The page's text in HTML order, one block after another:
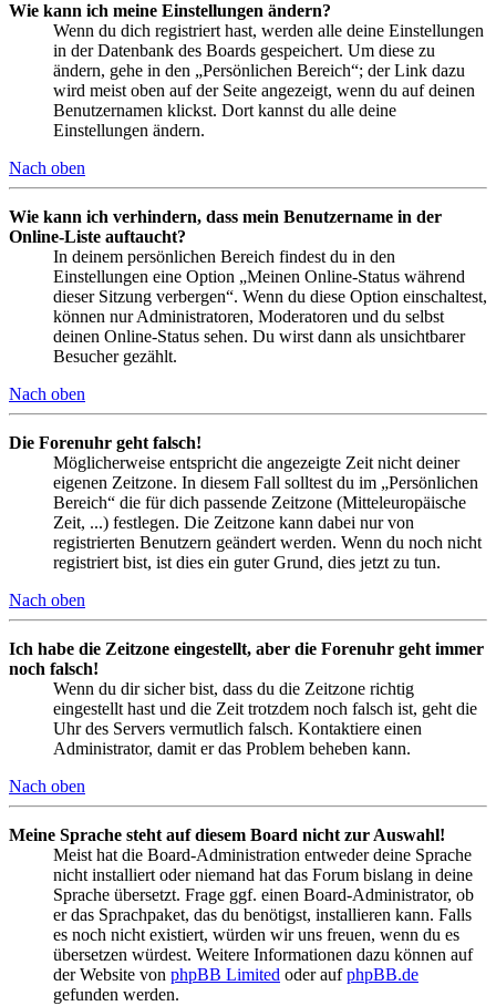
Wie kann ich meine Einstellungen ändern?
Wenn du dich registriert hast, werden alle deine Einstellungen
in der Datenbank des Boards gespeichert. Um diese zu
ändern, gehe in den „Persönlichen Bereich“; der Link dazu
wird meist oben auf der Seite angezeigt, wenn du auf deinen
Benutzernamen klickst. Dort kannst du alle deine
Einstellungen ändern.
Nach oben
Wie kann ich verhindern, dass mein Benutzername in der
Online-Liste auftaucht?
In deinem persönlichen Bereich findest du in den
Einstellungen eine Option „Meinen Online-Status während
dieser Sitzung verbergen“. Wenn du diese Option einschaltest,
können nur Administratoren, Moderatoren und du selbst
deinen Online-Status sehen. Du wirst dann als unsichtbarer
Besucher gezählt.
Nach oben
Die Forenuhr geht falsch!
Möglicherweise entspricht die angezeigte Zeit nicht deiner
eigenen Zeitzone. In diesem Fall solltest du im „Persönlichen
Bereich“ die für dich passende Zeitzone (Mitteleuropäische
Zeit, ...) festlegen. Die Zeitzone kann dabei nur von
registrierten Benutzern geändert werden. Wenn du noch nicht
registriert bist, ist dies ein guter Grund, dies jetzt zu tun.
Nach oben
Ich habe die Zeitzone eingestellt, aber die Forenuhr geht immer
noch falsch!
Wenn du dir sicher bist, dass du die Zeitzone richtig
eingestellt hast und die Zeit trotzdem noch falsch ist, geht die
Uhr des Servers vermutlich falsch. Kontaktiere einen
Administrator, damit er das Problem beheben kann.
Nach oben
Meine Sprache steht auf diesem Board nicht zur Auswahl!
Meist hat die Board-Administration entweder deine Sprache
nicht installiert oder niemand hat das Forum bislang in deine
Sprache übersetzt. Frage ggf. einen Board-Administrator, ob
er das Sprachpaket, das du benötigst, installieren kann. Falls
es noch nicht existiert, würden wir uns freuen, wenn du es
übersetzen würdest. Weitere Informationen dazu können auf
der Website von phpBB Limited oder aufphpBB.de
gefunden werden.